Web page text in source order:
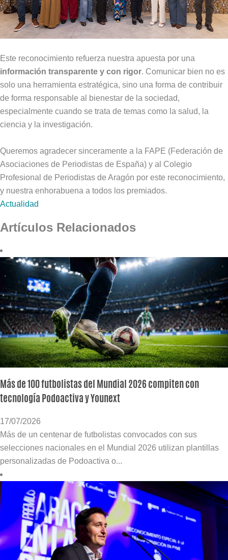
Este reconocimiento refuerza nuestra apuesta por una
información transparente y con rigor. Comunicar bien no es
solo una herramienta estratégica, sino una forma de contribuir
de forma responsable al bienestar de la sociedad,
especialmente cuando se trata de temas como la salud, la
ciencia y la investigación.
Queremos agradecer sinceramente a la FAPE (Federación de
Asociaciones de Periodistas de España) y al Colegio
Profesional de Periodistas de Aragón por este reconocimiento,
y nuestra enhorabuena a todos los premiados.
Actualidad
Artículos Relacionados
Más de 100 futbolistas del Mundial 2026 compiten con
tecnología Podoactiva y Younext
17/07/2026
Más de un centenar de futbolistas convocados con sus
selecciones nacionales en el Mundial 2026 utilizan plantillas
personalizadas de Podoactiva o...